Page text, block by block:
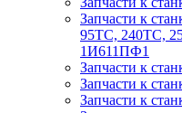
Запчасти к
95ТС, 240ТС,
1И611ПФ1
Запчасти к
Запчасти к
Запчасти к